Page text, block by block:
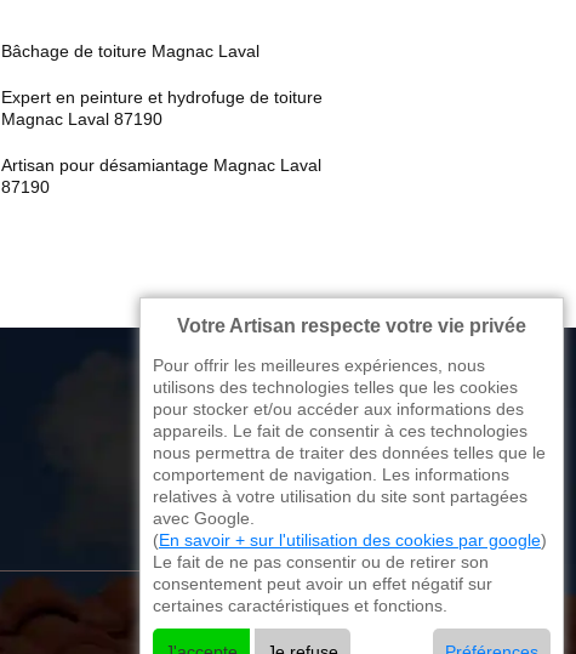
Bâchage de toiture Magnac Laval
Expert en peinture et hydrofuge de toiture
Magnac Laval 87190
Artisan pour désamiantage Magnac Laval
87190
176 avenue de Limoges
87270 Couzeix
Votre Artisan respecte votre vie privée
Pour offrir les meilleures expériences, nous
utilisons des technologies telles que les cookies
pour stocker et/ou accéder aux informations des
appareils. Le fait de consentir à ces technologies
nous permettra de traiter des données telles que le
comportement de navigation. Les informations
relatives à votre utilisation du site sont partagées
avec Google.
(En savoir + sur l'utilisation des cookies par google)
Le fait de ne pas consentir ou de retirer son
consentement peut avoir un effet négatif sur
certaines caractéristiques et fonctions.